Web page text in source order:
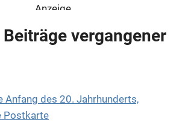
Anzeige
vergangener